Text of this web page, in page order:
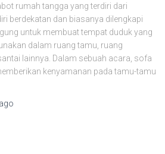
rumah tangga yang terdiri dari
berdekatan dan biasanya dilengkapi
untuk membuat tempat duduk yang
dalam ruang tamu, ruang
lainnya. Dalam sebuah acara, sofa
kenyamanan pada tamu-tamu
ago